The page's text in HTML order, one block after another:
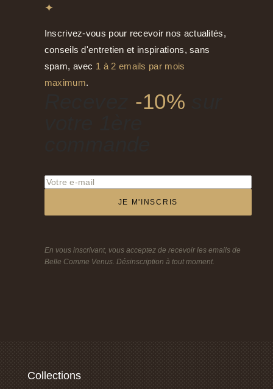
✦
Inscrivez-vous pour recevoir nos actualités,
conseils d'entretien et inspirations, sans
spam, avec 1 à 2 emails par mois
maximum.
-10%
JE M'INSCRIS
En vous inscrivant, vous acceptez de recevoir les emails de
Belle Comme Venus. Désinscription à tout moment.
Collections